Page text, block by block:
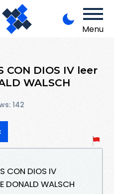
Menu
CON DIOS IV leer
WALSCH
142
CON DIOS IV
WALSCH